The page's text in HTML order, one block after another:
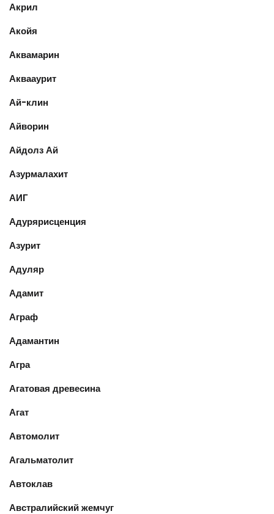
Акрил
Акойя
Аквамарин
Аквааурит
Ай-клин
Айворин
Айдолз Ай
Азурмалахит
АИГ
Адурярисценция
Азурит
Адуляр
Адамит
Аграф
Адамантин
Агра
Агатовая древесина
Агат
Автомолит
Агальматолит
Автоклав
Австралийский жемчуг